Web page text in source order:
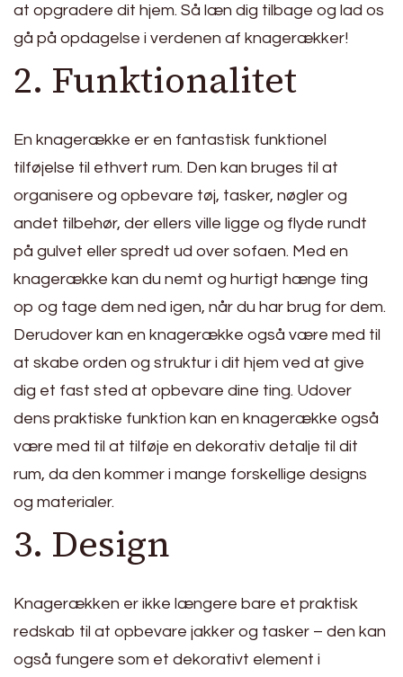
at opgradere dit hjem. Så læn dig tilbage og lad os
gå på opdagelse i verdenen af knagerækker!
2. Funktionalitet
En knagerække er en fantastisk funktionel
tilføjelse til ethvert rum. Den kan bruges til at
organisere og opbevare tøj, tasker, nøgler og
andet tilbehør, der ellers ville ligge og flyde rundt
på gulvet eller spredt ud over sofaen. Med en
knagerække kan du nemt og hurtigt hænge ting
op og tage dem ned igen, når du har brug for dem.
Derudover kan en knagerække også være med til
at skabe orden og struktur i dit hjem ved at give
dig et fast sted at opbevare dine ting. Udover
dens praktiske funktion kan en knagerække også
være med til at tilføje en dekorativ detalje til dit
rum, da den kommer i mange forskellige designs
og materialer.
3. Design
Knagerækken er ikke længere bare et praktisk
redskab til at opbevare jakker og tasker – den kan
også fungere som et dekorativt element i